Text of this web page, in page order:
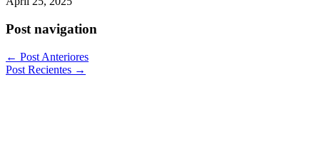
Post navigation
← Post Anteriores
Post Recientes →